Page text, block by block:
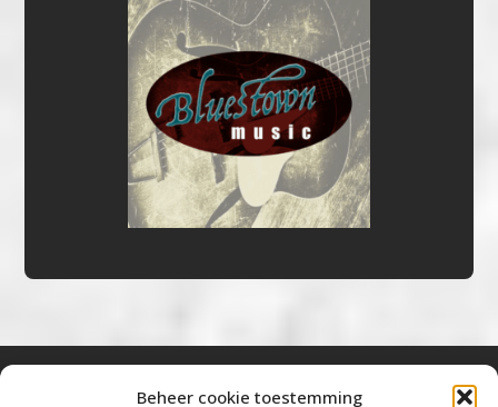
Beheer cookie toestemming